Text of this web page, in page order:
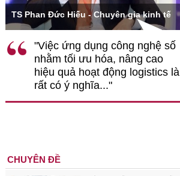
TS Phan Đức Hiếu - Chuyên gia kinh tế
"Việc ứng dụng công nghệ số
nhằm tối ưu hóa, nâng cao
hiệu quả hoạt động logistics là
rất có ý nghĩa..."
CHUYÊN ĐỀ